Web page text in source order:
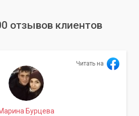
отзывов клиентов
Читать на
Бурцева